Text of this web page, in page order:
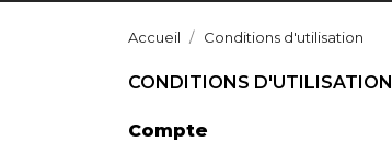
Accueil Conditions d'utilisation
CONDITIONS D'UTILISATION
Compte